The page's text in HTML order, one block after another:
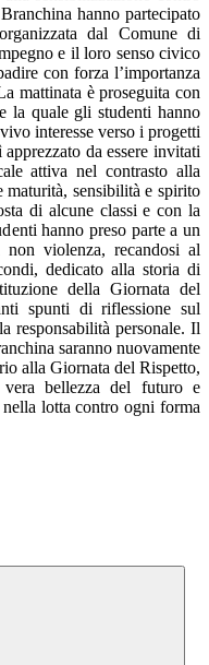
hanno partecipato
dal Comune di
e il loro senso civico
con forza l’importanza
mattinata è proseguita con
la quale gli studenti hanno
interesse verso i progetti
da essere invitati
attiva nel contrasto alla
maturità, sensibilità e spirito
di alcune classi e con la
hanno preso parte a un
violenza, recandosi al
dedicato alla storia di
della Giornata del
spunti di riflessione sul
responsabilità personale. Il
saranno nuovamente
alla Giornata del Rispetto,
bellezza del futuro e
nella lotta contro ogni forma